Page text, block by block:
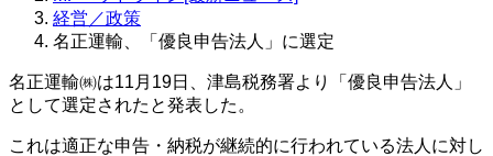
経営／政策
名正運輸、「優良申告法人」に選定
名正運輸㈱は11月19日、津島税務署より「優良申告法人」
として選定されたと発表した。
これは適正な申告・納税が継続的に行われている法人に対し